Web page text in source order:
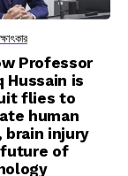
Professor
Hussain is
flies to
human
brain injury
of